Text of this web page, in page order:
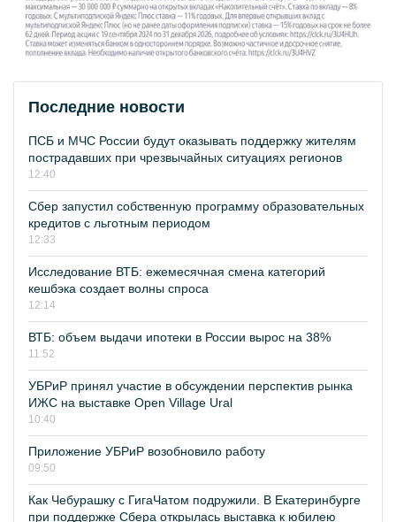
Последние новости
ПСБ и МЧС России будут оказывать поддержку жителям
пострадавших при чрезвычайных ситуациях регионов
12:40
Сбер запустил собственную программу образовательных
кредитов с льготным периодом
12:33
Исследование ВТБ: ежемесячная смена категорий
кешбэка создает волны спроса
12:14
ВТБ: объем выдачи ипотеки в России вырос на 38%
11:52
УБРиР принял участие в обсуждении перспектив рынка
ИЖС на выставке Open Village Ural
10:40
Приложение УБРиР возобновило работу
09:50
Как Чебурашку с ГигаЧатом подружили. В Екатеринбурге
при поддержке Сбера открылась выставка к юбилею